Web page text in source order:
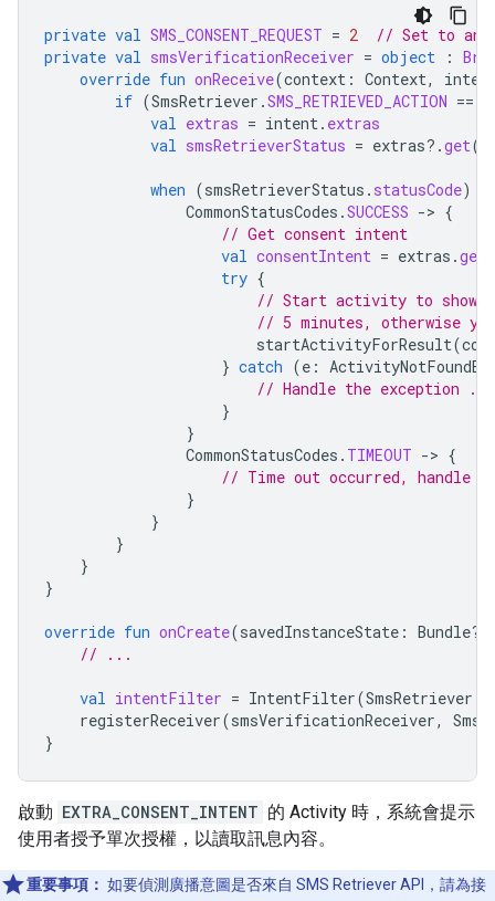
private val SMS_CONSENT_REQUEST = 2
// Set to an
private val smsVerificationReceiver = object :
override fun onReceive(context : Context,
if (SmsRetriever .SMS_RETRIEVED_ACTION ==
val extras = intent. extras
val smsRetrieverStatus = extras?.get(
when (smsRetrieverStatus . statusCode)
CommonStatusCodes .SUCCESS -> {
// Get consent intent
val consentIntent = extras .
try {
// Start activity to show
// 5 minutes, otherwise
startActivityForResult(
} catch (e :
// Handle the exception ...
}
}
CommonStatusCodes . TIMEOUT -> {
// Time out occurred, handle
}
}
}
}
}
override fun onCreate(savedInstanceState : Bundle?)
// ...
val intentFilter = IntentFilter(SmsRetriever
registerReceiver(smsVerificationReceiver,
}
啟動 EXTRA_CONSENT_INTENT 的 Activity 時，系統會提示
使用者授予單次授權，以讀取訊息內容。
重要事項： 如要偵測廣播意圖是否來自 SMS Retriever API，請為接